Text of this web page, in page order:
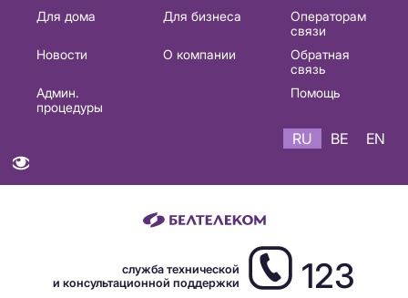
Основная
навигация
Для дома Для бизнеса
Операторам
связи
Новости
О компании
Обратная
связь
Админ.
процедуры
Помощь
RU BE EN
служба технической
и консультационной поддержки
123